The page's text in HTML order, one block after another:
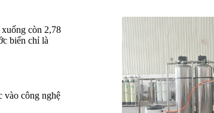
còn 2,78
biển chỉ là
vào công nghệ